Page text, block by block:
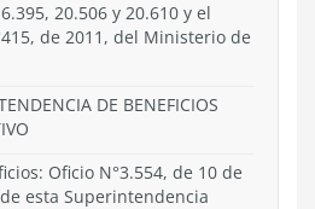
20.506 y 20.610 y el
de 2011, del Ministerio de
DE BENEFICIOS
Oficio N°3.554, de 10 de
esta Superintendencia